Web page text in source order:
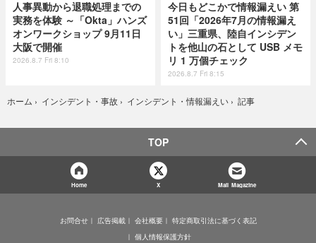
人事異動から退職処理までの
実務を体験 ～「Okta」ハンズ
オンワークショップ 9月11日
大阪で開催
2026.8.7 Fri 8:10
今日もどこかで情報漏えい 第
51回「2026年7月の情報漏え
い」三重県、陸自インシデン
トを他山の石として USB メモ
リ 1 万個チェック
2026.8.7 Fri 8:15
ホーム › インシデント・事故 › インシデント・情報漏えい › 記事
TOP
Home X Mail Magazine
お問合せ 広告掲載 会社概要
特定商取引法に基づく表記
個人情報保護方針